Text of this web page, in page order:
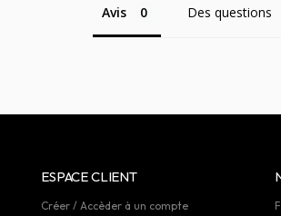
Avis Des questions
ESPACE CLIENT
Créer / Accèder à un compte